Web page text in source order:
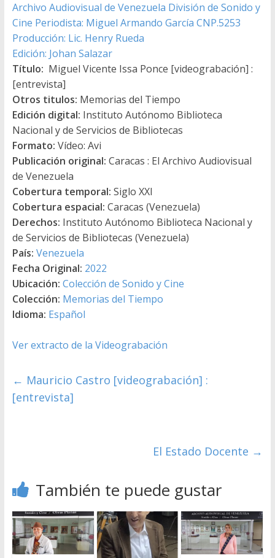
Archivo Audiovisual de Venezuela División de Sonido y
Cine Periodista: Miguel Armando García CNP.5253
Producción: Lic. Henry Rueda
Edición: Johan Salazar
Título: Miguel Vicente Issa Ponce [videograbación] :
[entrevista]
Otros titulos: Memorias del Tiempo
Edición digital: Instituto Autónomo Biblioteca
Nacional y de Servicios de Bibliotecas
Formato: Vídeo: Avi
Publicación original: Caracas : El Archivo Audiovisual
de Venezuela
Cobertura temporal: Siglo XXI
Cobertura espacial: Caracas (Venezuela)
Derechos: Instituto Autónomo Biblioteca Nacional y
de Servicios de Bibliotecas (Venezuela)
País: Venezuela
Fecha Original: 2022
Ubicación: Colección de Sonido y Cine
Colección: Memorias del Tiempo
Idioma: Español
Ver extracto de la Videograbación
← Mauricio Castro [videograbación] :
[entrevista]
El Estado Docente →
También te puede gustar